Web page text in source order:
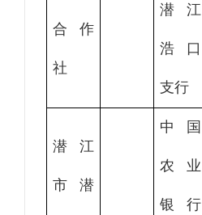
合作
社
潜江
浩口
支行
潜江
市潜
中国
农业
银行